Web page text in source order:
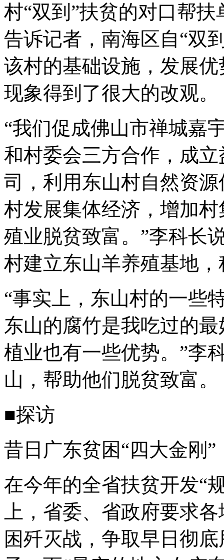
村“双到”扶贫的对口帮
告诉记者，南海区自“双
该村的基础设施，发展
现象得到了很大的改观。
“我们促成佛山市禅城嘉
和村委会三方合作，成
司，利用东山村自然资
村发展集体经济，增加
殖业脱贫致富。”李科长
村建立东山羊养殖基地
“事实上，东山村的一些
东山的腐竹是我吃过的
植业也有一些优势。”李
山，帮助他们脱贫致富。
■探访
昔日广东贫困“四大金刚”
在今年的全省扶贫开发“
上，省委、省政府要求
困歼灭战，争取早日彻